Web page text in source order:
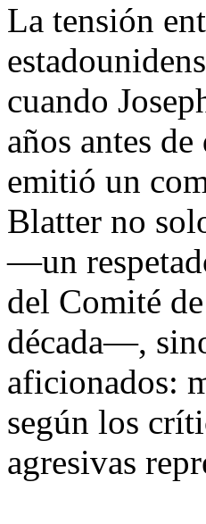
La tensión
cuando
años antes
emitió un
Blatter no
—un
del Comité
década—,
aficionados:
según los
agresivas